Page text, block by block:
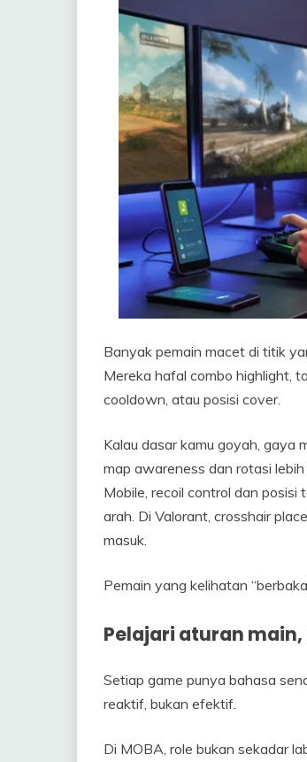
Banyak pemain macet di titik
Mereka hafal combo highlight,
cooldown, atau posisi cover.
Kalau dasar kamu goyah, gaya
map awareness dan rotasi
Mobile, recoil control dan
arah. Di Valorant, crosshair
masuk.
Pemain yang kelihatan
Pelajari aturan
Setiap game punya bahasa
reaktif, bukan efektif.
Di MOBA, role bukan sekadar